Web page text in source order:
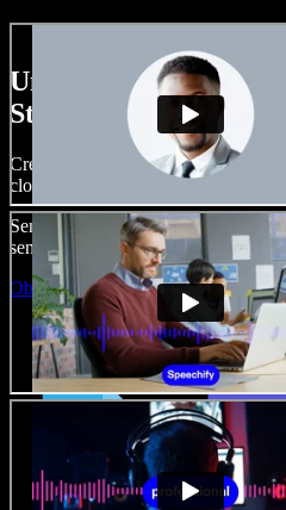
Un tastet del que pots
Studio.
Crea dobl. de veu, afegeix imatges,
clona veus i munta projectes
Sense corba d’aprenentatge, tot al
sense els límits de sempre.
Obre l'Studio